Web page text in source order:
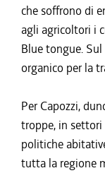
che soffrono di
agli agricoltori i
Blue tongue.
organico per la
Per Capozzi,
troppe, in settori
politiche
tutta la regione